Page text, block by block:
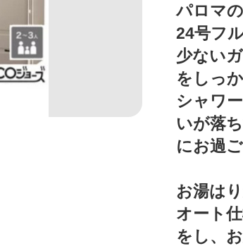
パロマ
24号フ
少ない
をしっ
シャワ
いが落
にお過
お湯は
オート
をし、